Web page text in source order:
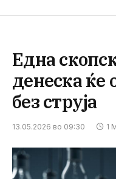
Една
денеска ќе
без струја
13.05.2026 во 09:30 1